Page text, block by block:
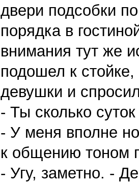
двери подсобки
порядка в
внимания тут же
подошел к
девушки и
- Ты сколько
- У меня вполне
к общению тоном
- Угу, заметно. -